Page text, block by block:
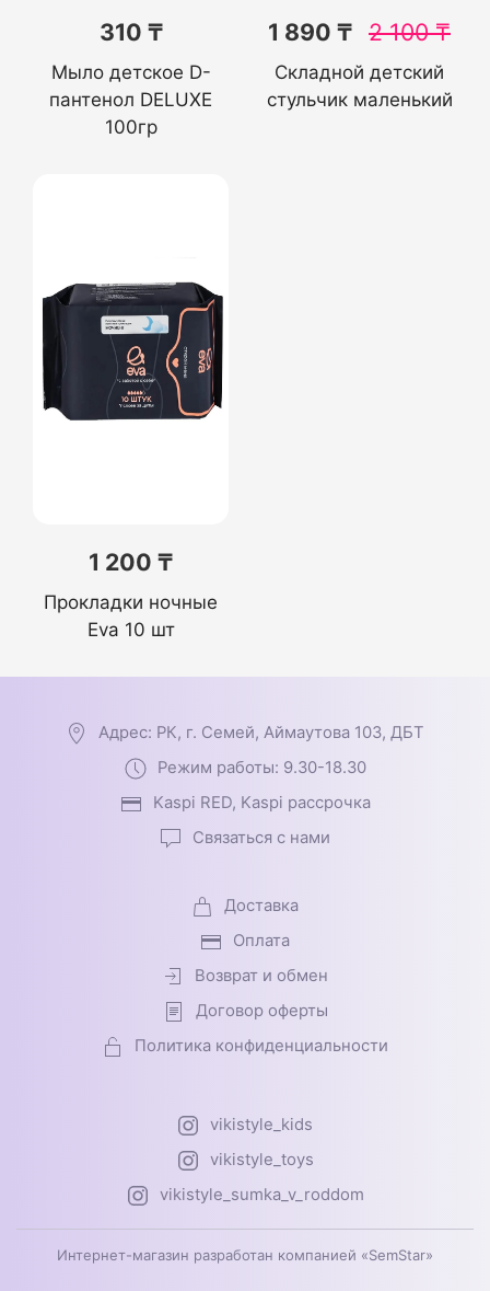
310 ₸
Мыло детское D-
пантенол DELUXE
100гр
1 890 ₸ 2 100₸
Складной детский
стульчик маленький
1 200 ₸
Прокладки ночные
Eva 10 шт
Адрес: РК, г. Семей, Аймаутова 103, ДБТ
Режим работы: 9.30-18.30
Kaspi RED, Kaspi рассрочка
Связаться с нами
Доставка
Оплата
Возврат и обмен
Договор оферты
Политика конфиденциальности
vikistyle_kids
vikistyle_toys
vikistyle_sumka_v_roddom
Интернет-магазин разработан компанией «SemStar»